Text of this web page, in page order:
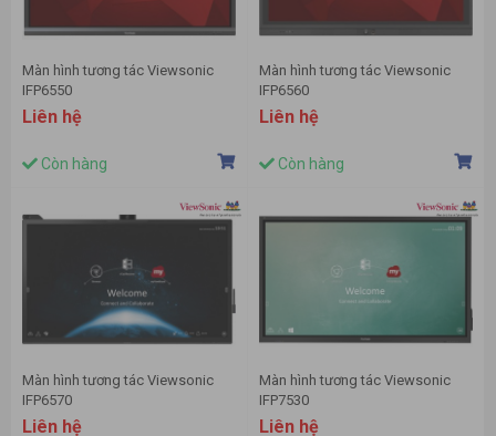
Màn hình tương tác Viewsonic
IFP6550
Liên hệ
Còn hàng
Màn hình tương tác Viewsonic
IFP6560
Liên hệ
Còn hàng
Màn hình tương tác Viewsonic
IFP6570
Liên hệ
Màn hình tương tác Viewsonic
IFP7530
Liên hệ